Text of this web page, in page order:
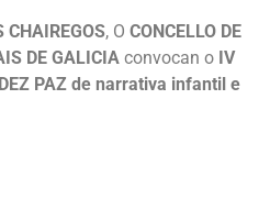
CHAIREGOS, O CONCELLO DE
DE GALICIA convocan o IV
PAZ de narrativa infantil e